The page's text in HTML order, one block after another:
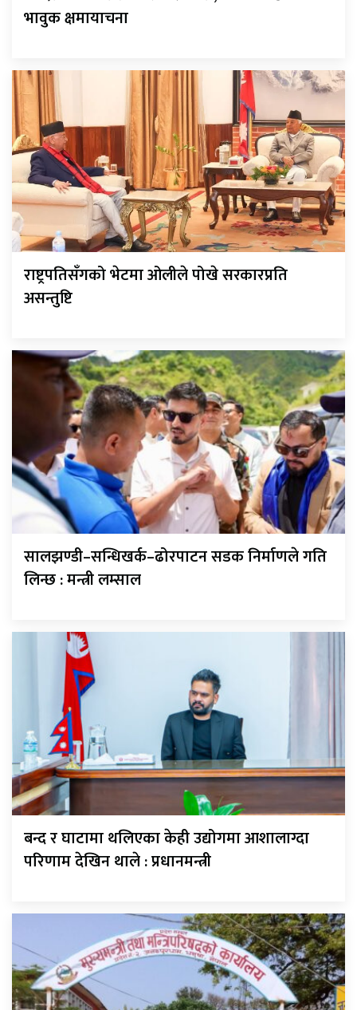
भावुक क्षमायाचना
राष्ट्रपतिसँगको भेटमा ओलीले पोखे सरकारप्रति
असन्तुष्टि
सालझण्डी–सन्धिखर्क–ढोरपाटन सडक निर्माणले गति
लिन्छ : मन्त्री लम्साल
बन्द र घाटामा थलिएका केही उद्योगमा आशालाग्दा
परिणाम देखिन थाले : प्रधानमन्त्री